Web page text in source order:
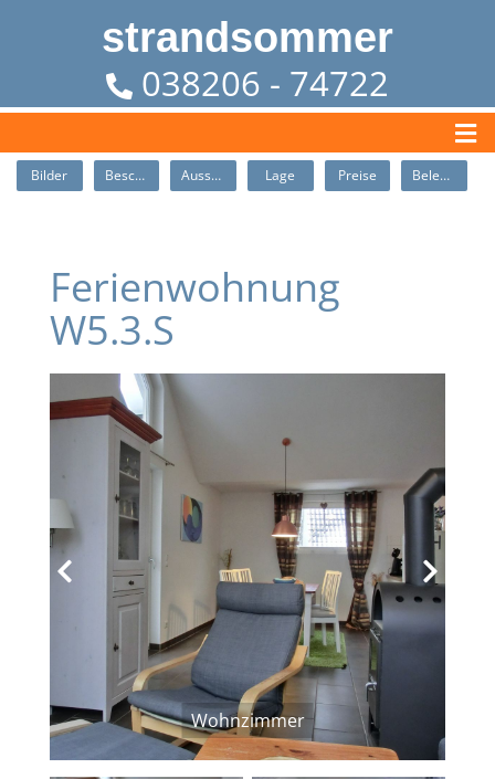
strandsommer
038206 - 74722
Bilder Beschreibung Ausstattung Lage Preise Belegung
Ferienwohnung
W5.3.S
Wohnzimmer
›